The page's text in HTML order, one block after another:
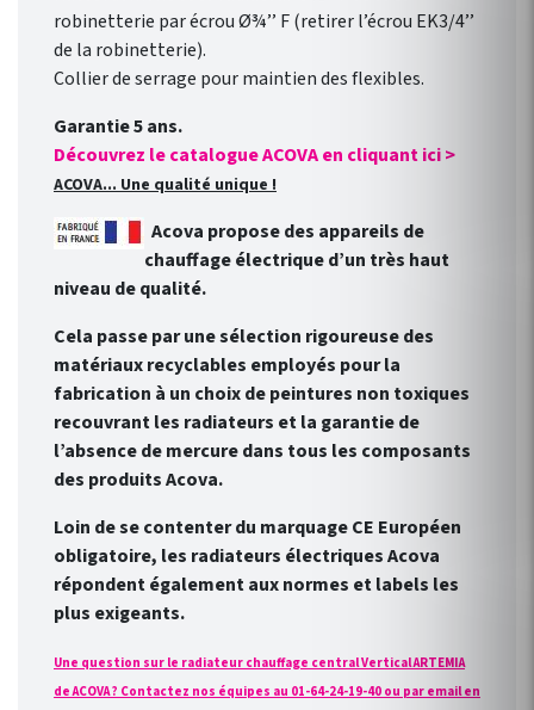
robinetterie par écrou Ø¾’’ F (retirer l’écrou EK3/4’’
de la robinetterie).
Collier de serrage pour maintien des flexibles.
Garantie 5 ans.
Découvrez le catalogue ACOVA en cliquant ici >
ACOVA... Une qualité unique !
Acova propose des appareils de
chauffage électrique d’un très haut
niveau de qualité.
Cela passe par une sélection rigoureuse des
matériaux recyclables employés pour la
fabrication à un choix de peintures non toxiques
recouvrant les radiateurs et la garantie de
l’absence de mercure dans tous les composants
des produits Acova.
Loin de se contenter du marquage CE Européen
obligatoire, les radiateurs électriques Acova
répondent également aux normes et labels les
plus exigeants.
Une question sur le radiateur chauffage central Vertical ARTEMIA
de ACOVA ? Contactez nos équipes au 01-64-24-19-40 ou par email en